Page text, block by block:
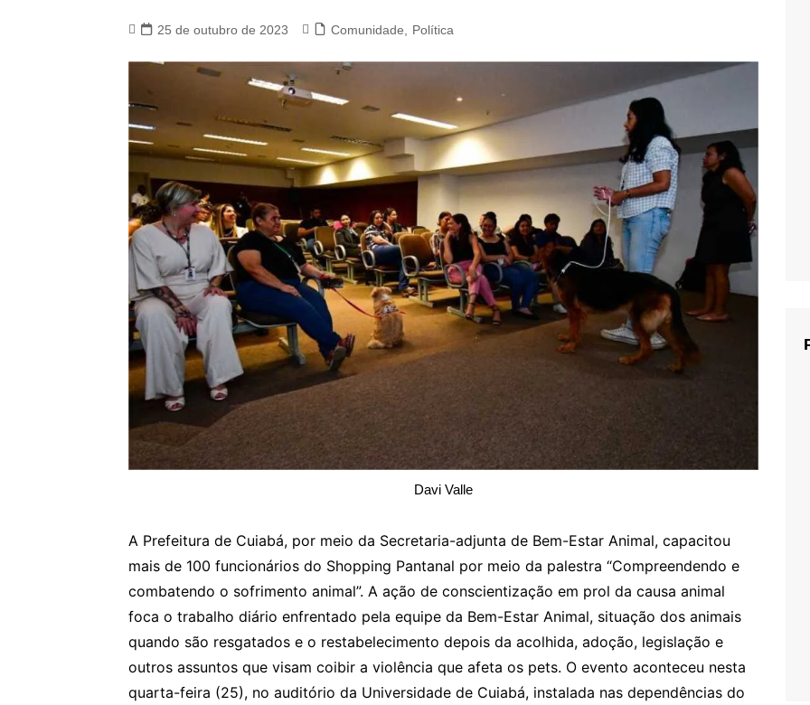
25 de outubro de 2023 Comunidade Política
Davi Valle
A Prefeitura de Cuiabá, por meio da Secretaria-adjunta de Bem-Estar Animal, capacitou
mais de 100 funcionários do Shopping Pantanal por meio da palestra “Compreendendo e
combatendo o sofrimento animal”. A ação de conscientização em prol da causa animal
foca o trabalho diário enfrentado pela equipe da Bem-Estar Animal, situação dos animais
quando são resgatados e o restabelecimento depois da acolhida, adoção, legislação e
outros assuntos que visam coibir a violência que afeta os pets. O evento aconteceu nesta
quarta-feira (25), no auditório da Universidade de Cuiabá, instalada nas dependências do